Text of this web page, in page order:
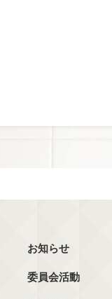
お知らせ
委員会活動